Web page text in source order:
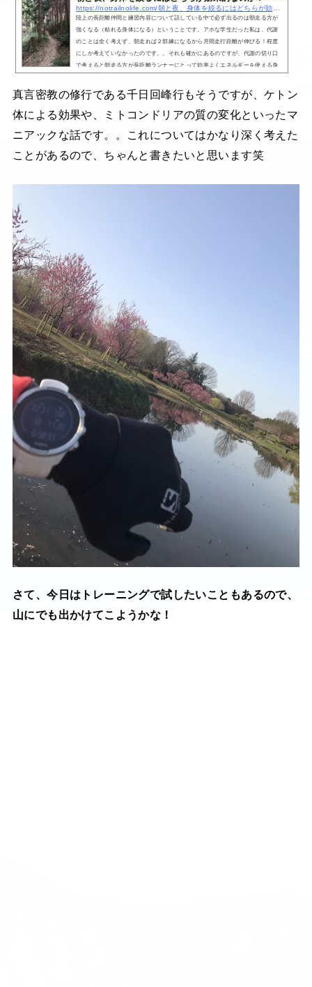
陸上の長距離仲間と練習内容について話している中で必ず出るのは朝走る方が
強くなる（粘れる身体になる）ということです。アホな学生だった私は、代謝
のことは全く考えず、朝走れば２部練になるから月間走行距離が伸びる！程度
にしか考えていなかったのです。。それも確かにあるのですが、代謝の切り口
で考えると朝走る方が長距離ランナーにとって効率よくエネルギーを使える身
({});朝の身体の状態朝は前日の夕食時から時間が経過しているため、血糖値
が...
真言密教の修行である千日回峰行もそうですが、ケトン
体による効果や、ミトコンドリアの質の変化といったマ
ニアックな話です。。これについてはかなり深く考えた
ことがあるので、ちゃんと書きたいと思います笑
さて、今日はトレーニングで試したいこともあるので、
山にでも出かけてこようかな！